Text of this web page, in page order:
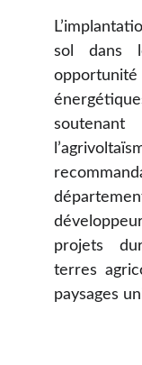
sol dans
projets
terres
paysages